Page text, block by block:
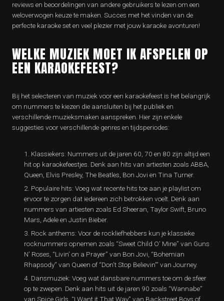
reviews en beoordelingen van andere gebruikers te lezen om een
weloverwogen keuze te maken. Succes met het vinden van de
perfecte karaoke set en veel plezier met jouw karaoke avonturen!
WELKE MUZIEK MOET IK AFSPELEN OP
EEN KARAOKEFEEST?
Bij het selecteren van muziek voor een karaokefeest is het belangrijk
om nummers te kiezen die aansluiten bij het publiek en
verschillende muzieksmaken aanspreken. Hier zijn enkele
suggesties voor verschillende genres en tijdsperiodes:
Klassiekers: Nummers uit de jaren 60, 70 en 80 zijn altijd een
hit op karaokefeestjes. Denk aan hits van artiesten zoals ABBA,
Queen, Elvis Presley, The Beatles, Bon Jovi en Tina Turner.
Populaire hits: Voeg wat recente hits toe aan je playlist om
ervoor te zorgen dat iedereen zich betrokken voelt. Denk aan
nummers van artiesten zoals Ed Sheeran, Taylor Swift, Bruno
Mars, Adele en Justin Bieber.
Rock anthems: Voor de rockliefhebbers kun je klassieke
rocknummers opnemen zoals “Sweet Child O’ Mine” van Guns
N’ Roses, “Livin’ on a Prayer” van Bon Jovi, “Bohemian
Rhapsody” van Queen of “Don’t Stop Believin'” van Journey.
Dansmuziek: Voeg wat dansbare nummers toe om de sfeer
op te zwepen. Denk aan hits uit de jaren 90 zoals “Wannabe”
van Spice Girls, “I Want it That Way” van Backstreet Boys of